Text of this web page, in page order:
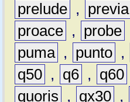
prelude , previa
proace , probe
puma , punto ,
q50 , q6 , q60
quoris
, qx30 ,